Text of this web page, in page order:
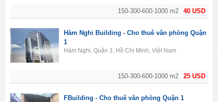
40 USD
150-300-600-1000 m2
25 USD
150-300-600-1000 m2
Hàm Nghi Building - Cho thuê văn phòng Quận
1
Hàm Nghi, Quận 1, Hồ Chí Minh, Việt Nam
FBuilding - Cho thuê văn phòng Quận 1